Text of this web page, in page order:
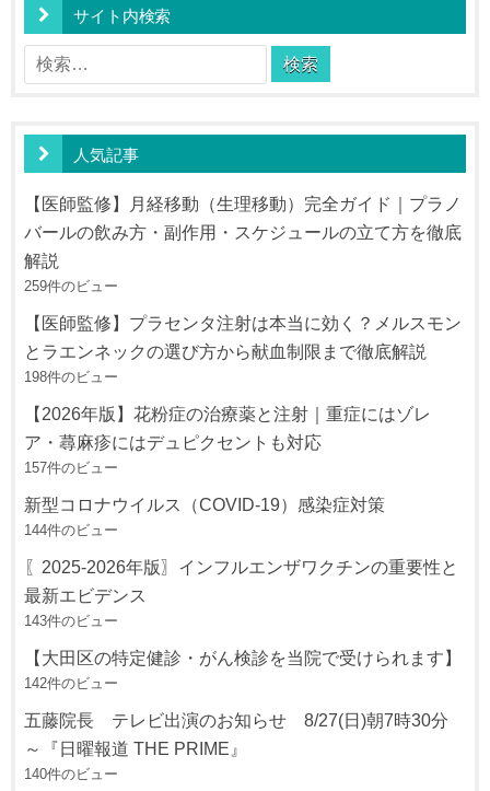
サイト内検索
検
索:
人気記事
【医師監修】月経移動（生理移動）完全ガイド｜プラノ
バールの飲み方・副作用・スケジュールの立て方を徹底
解説
259件のビュー
【医師監修】プラセンタ注射は本当に効く？メルスモン
とラエンネックの選び方から献血制限まで徹底解説
198件のビュー
【2026年版】花粉症の治療薬と注射｜重症にはゾレ
ア・蕁麻疹にはデュピクセントも対応
157件のビュー
新型コロナウイルス（COVID-19）感染症対策
144件のビュー
〖2025-2026年版〗インフルエンザワクチンの重要性と
最新エビデンス
143件のビュー
【大田区の特定健診・がん検診を当院で受けられます】
142件のビュー
五藤院長 テレビ出演のお知らせ 8/27(日)朝7時30分
～『日曜報道 THE PRIME』
140件のビュー